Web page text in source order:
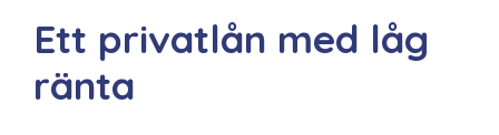
Ett privatlån med låg
ränta